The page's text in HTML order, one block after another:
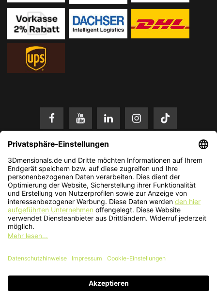
* Alle Preise in EUR inkl. gesetzl. Mehrwertsteuer zzgl. Versandkosten.
Änderungen und Irrtümer vorbehalten. Nur solange der Vorrat reicht.
© 2026 3Dmensionals / PONTIALIS GmbH & Co. KG - All Rights Reserved.​
Kundenbewertung